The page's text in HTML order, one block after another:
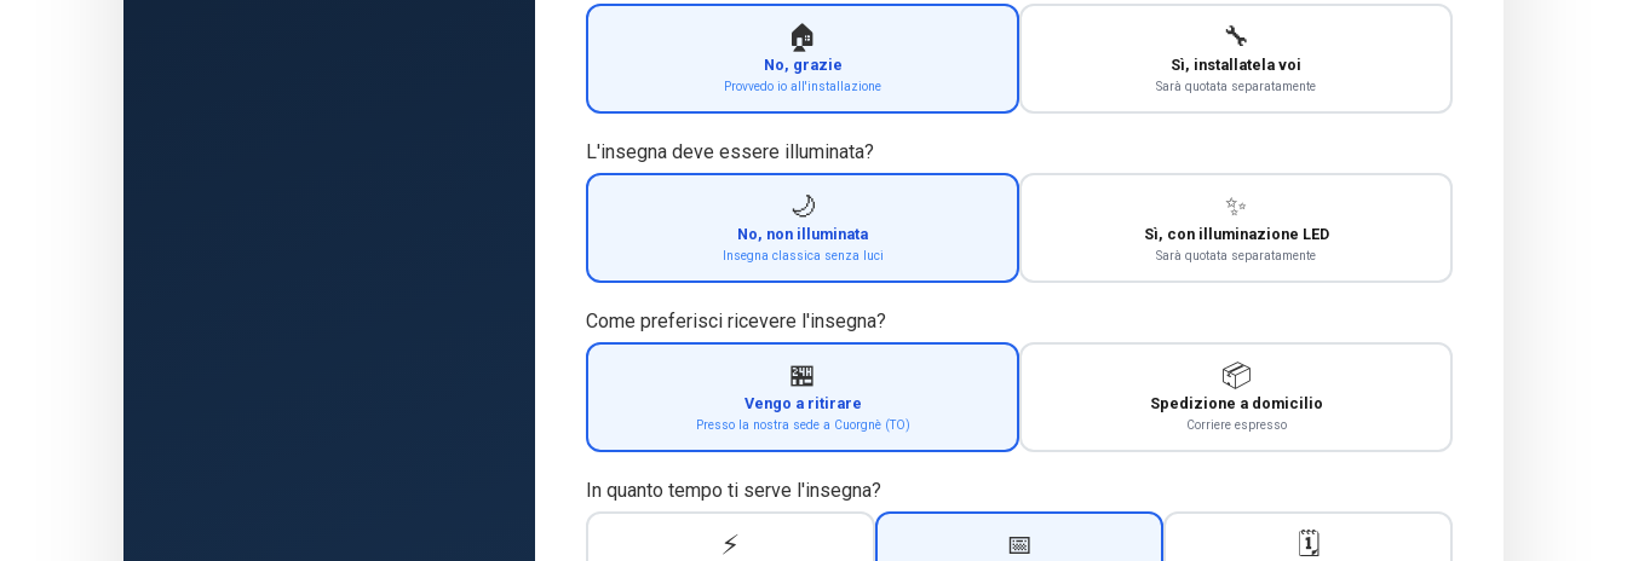
🏠
No, grazie
Provvedo io all'installazione
🔧
Sì, installatela voi
Sarà quotata separatamente
L'insegna deve essere illuminata?
🌙
No, non illuminata
Insegna classica senza luci
✨
Sì, con illuminazione LED
Sarà quotata separatamente
Come preferisci ricevere l'insegna?
🏪
Vengo a ritirare
Presso la nostra sede a Cuorgnè (TO)
📦
Spedizione a domicilio
Corriere espresso
In quanto tempo ti serve l'insegna?
⚡ 📅 🗓️